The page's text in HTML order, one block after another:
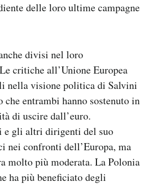
delle loro ultime campagne
divisi nel loro
critiche all’Unione Europea
nella visione politica di Salvini
che entrambi hanno sostenuto in
di uscire dall’euro.
e gli altri dirigenti del suo
nei confronti dell’Europa, ma
molto più moderata. La Polonia
ha più beneficiato degli